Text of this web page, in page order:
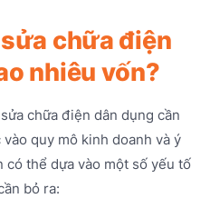
chữa điện
nhiêu vốn?
chữa điện dân dụng cần
quy mô kinh doanh và ý
có thể dựa vào một số yếu tố
bỏ ra: